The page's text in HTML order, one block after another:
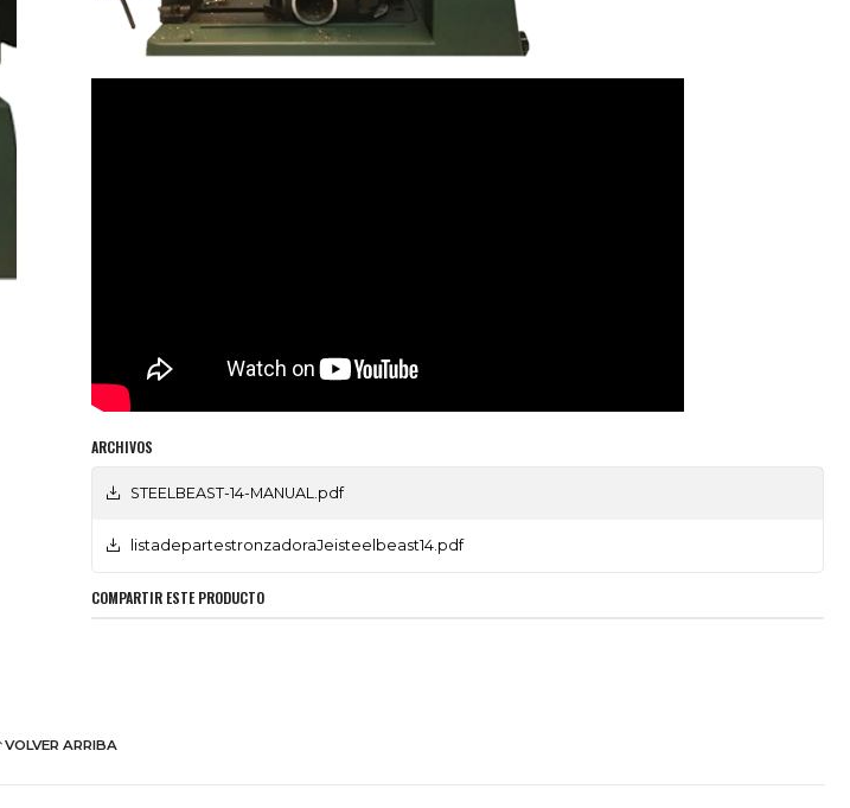
ARCHIVOS
STEELBEAST-14-MANUAL.pdf
listadepartestronzadoraJeisteelbeast14.pdf
COMPARTIR ESTE PRODUCTO
VOLVER ARRIBA